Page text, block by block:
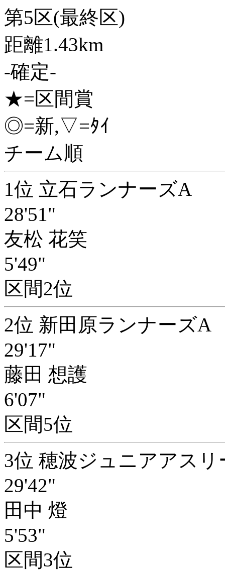
第5区(最終区)
距離1.43km
-確定-
★=区間賞
◎=新,▽=ﾀｲ
チーム順
1位 立石ランナーズA
28'51"
友松 花笑
5'49"
区間2位
2位 新田原ランナーズA
29'17"
藤田 想護
6'07"
区間5位
3位 穂波ジュニアアス
29'42"
田中 燈
5'53"
区間3位